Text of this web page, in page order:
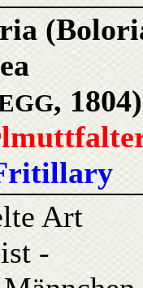
, 1804)
Art
ist -